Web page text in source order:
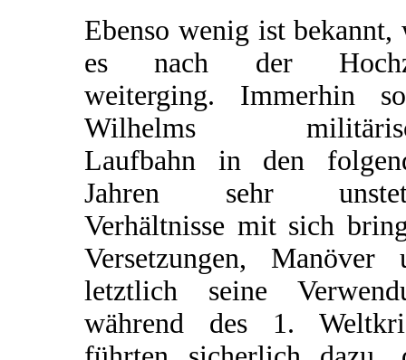
Ebenso wenig ist bekannt,
es nach der
weiterging. Immerhin
Wilhelms
Laufbahn in den
Jahren sehr
Verhältnisse mit sich
Versetzungen, Manöver
letztlich seine
während des 1.